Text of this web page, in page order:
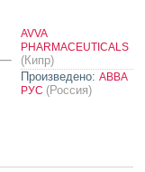
AVVA
PHARMACEUTICALS
(Кипр)
Произведено: АВВА
РУС (Россия)